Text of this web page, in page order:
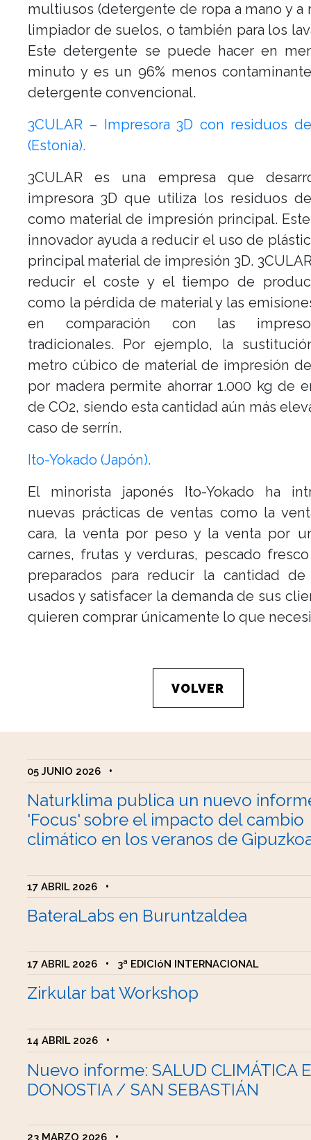
multiusos (detergente de ropa a mano y a
limpiador de suelos, o también para los
Este detergente se puede hacer en
minuto y es un 96% menos
detergente convencional.
3CULAR – Impresora 3D con residuos
(Estonia).
3CULAR es una empresa que
impresora 3D que utiliza los residuos
como material de impresión principal.
innovador ayuda a reducir el uso de
principal material de impresión 3D.
reducir el coste y el tiempo de
como la pérdida de material y las
en comparación con las
tradicionales. Por ejemplo, la
metro cúbico de material de impresión
por madera permite ahorrar 1.000 kg de
de CO2, siendo esta cantidad aún más
caso de serrín.
Ito-Yokado (Japón).
El minorista japonés Ito-Yokado ha
nuevas prácticas de ventas como la
cara, la venta por peso y la venta por
carnes, frutas y verduras, pescado
preparados para reducir la cantidad de
usados y satisfacer la demanda de sus
quieren comprar únicamente lo que
VOLVER
05 JUNIO 2026 •
Naturklima publica un nuevo
'Focus' sobre el impacto del cambio
climático en los veranos de
17 ABRIL 2026 •
BateraLabs en Buruntzaldea
17 ABRIL 2026 • 3ª EDICIóN INTERNACIONAL
Zirkular bat Workshop
14 ABRIL 2026 •
Nuevo informe: SALUD CLIMÁTICA
DONOSTIA / SAN SEBASTIÁN
23 MARZO 2026 •